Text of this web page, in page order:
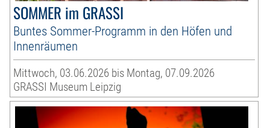
SOMMER im GRASSI
Buntes Sommer-Programm in den Höfen und
Innenräumen
Mittwoch, 03.06.2026 bis Montag, 07.09.2026
GRASSI Museum Leipzig